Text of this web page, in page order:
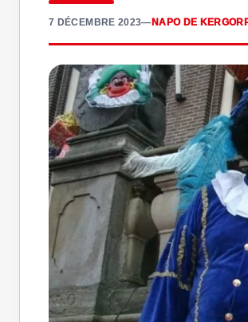
7 DÉCEMBRE 2023— NAPO DE